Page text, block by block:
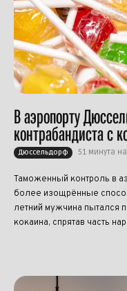
В аэропорту
контрабандиста с
Дюссельдорф 51 минута
Таможенный контроль в
более изощрённые
летний мужчина пытался
кокаина, спрятав часть